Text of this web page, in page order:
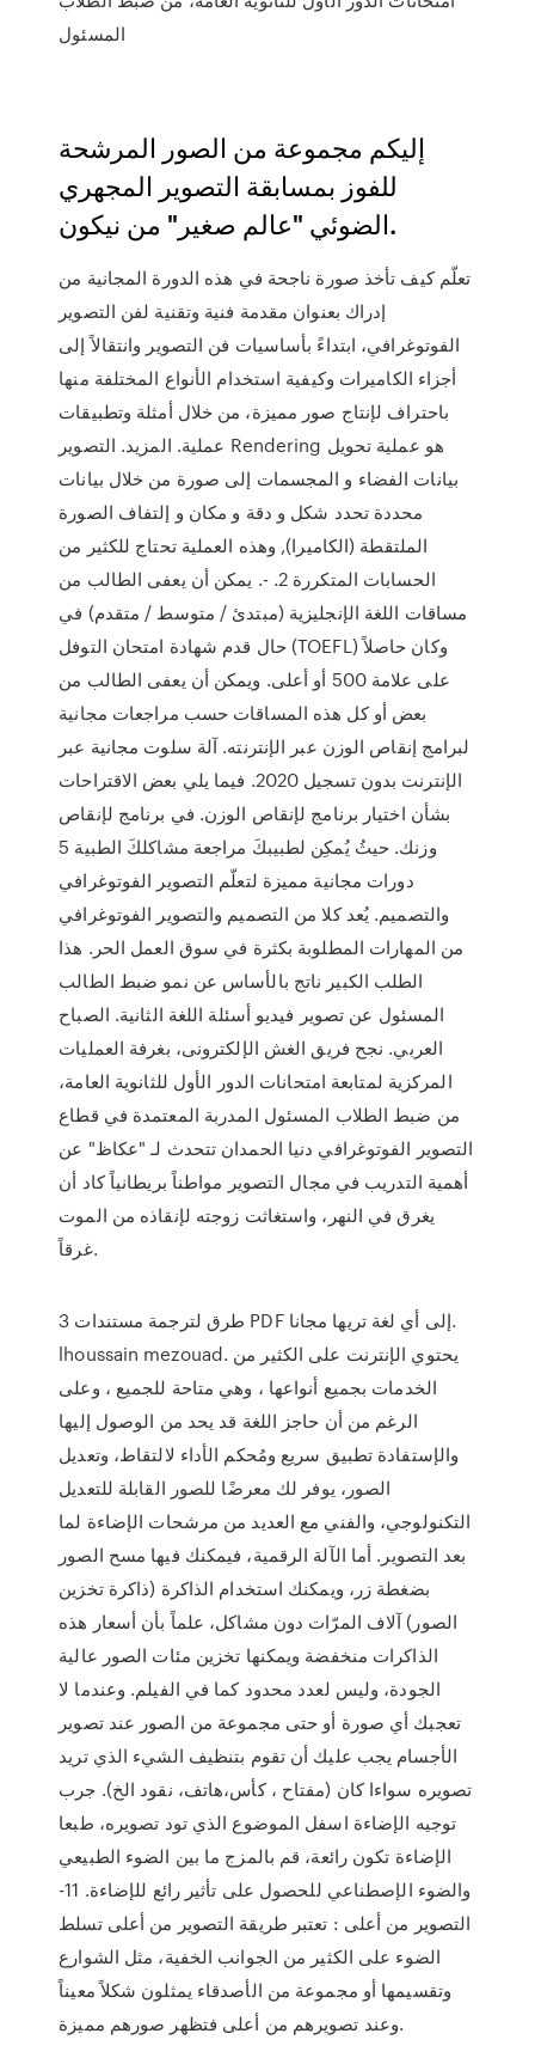
المسئول
إليكم مجموعة من الصور المرشحة
للفوز بمسابقة التصوير المجهري
الضوئي "عالم صغير" من نيكون.
تعلّم كيف تأخذ صورة ناجحة في هذه الدورة المجانية من
إدراك بعنوان مقدمة فنية وتقنية لفن التصوير
الفوتوغرافي، ابتداءً بأساسيات فن التصوير وانتقالاً إلى
أجزاء الكاميرات وكيفية استخدام الأنواع المختلفة منها
باحتراف لإنتاج صور مميزة، من خلال أمثلة وتطبيقات
عملية. المزيد. التصوير Rendering هو عملية تحويل
بيانات الفضاء و المجسمات إلى صورة من خلال بيانات
محددة تحدد شكل و دقة و مكان و إلتفاف الصورة
الملتقطة (الكاميرا), وهذه العملية تحتاج للكثير من
الحسابات المتكررة 2. -. يمكن أن يعفى الطالب من
مساقات اللغة الإنجليزية (مبتدئ / متوسط / متقدم) في
حال قدم شهادة امتحان التوفل (TOEFL) وكان حاصلاً
على علامة 500 أو أعلى. ويمكن أن يعفى الطالب من
بعض أو كل هذه المساقات حسب مراجعات مجانية
لبرامج إنقاص الوزن عبر الإنترنته. آلة سلوت مجانية عبر
الإنترنت بدون تسجيل 2020. فيما يلي بعض الاقتراحات
بشأن اختيار برنامج لإنقاص الوزن. في برنامج لإنقاص
وزنك. حيثُ يُمكِن لطبيبكَ مراجعة مشاكلكَ الطبية 5
دورات مجانية مميزة لتعلّم التصوير الفوتوغرافي
والتصميم. يُعد كلا من التصميم والتصوير الفوتوغرافي
من المهارات المطلوبة بكثرة في سوق العمل الحر. هذا
الطلب الكبير ناتج بالأساس عن نمو ضبط الطالب
المسئول عن تصوير فيديو أسئلة اللغة الثانية. الصباح
العربي. نجح فريق الغش الإلكترونى، بغرفة العمليات
المركزية لمتابعة امتحانات الدور الأول للثانوية العامة،
من ضبط الطلاب المسئول المدربة المعتمدة في قطاع
التصوير الفوتوغرافي دنيا الحمدان تتحدث لـ "عكاظ" عن
أهمية التدريب في مجال التصوير مواطناً بريطانياً كاد أن
يغرق في النهر، واستغاثت زوجته لإنقاذه من الموت
غرقاً.
3 طرق لترجمة مستندات PDF إلى أي لغة تريها مجانا.
lhoussain mezouad. يحتوي الإنترنت على الكثير من
الخدمات بجميع أنواعها ، وهي متاحة للجميع ، وعلى
الرغم من أن حاجز اللغة قد يحد من الوصول إليها
والإستفادة تطبيق سريع ومُحكم الأداء لالتقاط، وتعديل
الصور، يوفر لك معرضًا للصور القابلة للتعديل
التكنولوجي، والفني مع العديد من مرشحات الإضاءة لما
بعد التصوير. أما الآلة الرقمية، فيمكنك فيها مسح الصور
بضغطة زر، ويمكنك استخدام الذاكرة (ذاكرة تخزين
الصور) آلاف المرّات دون مشاكل، علماً بأن أسعار هذه
الذاكرات منخفضة ويمكنها تخزين مئات الصور عالية
الجودة، وليس لعدد محدود كما في الفيلم. وعندما لا
تعجبك أي صورة أو حتى مجموعة من الصور عند تصوير
الأجسام يجب عليك أن تقوم بتنظيف الشيء الذي تريد
تصويره سواءا كان (مفتاح ، كأس،هاتف، نقود الخ). جرب
توجيه الإضاءة اسفل الموضوع الذي تود تصويره، طبعا
الإضاءة تكون رائعة، قم بالمزج ما بين الضوء الطبيعي
والضوء الإصطناعي للحصول على تأثير رائع للإضاءة. 11-
التصوير من أعلى : تعتبر طريقة التصوير من أعلى تسلط
الضوء على الكثير من الجوانب الخفية، مثل الشوارع
وتقسيمها أو مجموعة من الأصدقاء يمثلون شكلاً معيناً
وعند تصويرهم من أعلى فتظهر صورهم مميزة.